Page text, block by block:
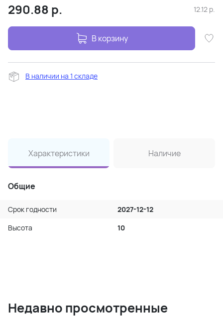
290.88 р. 12.12 р.
В корзину
В наличии на 1 складе
Характеристики Наличие
Общие
Срок годности
2027-12-12
Высота
10
Недавно просмотренные